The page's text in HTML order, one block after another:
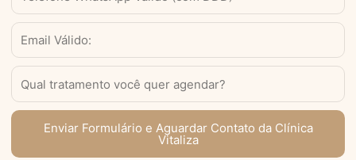
Válido
(com
DDD)
Email
Serviço
Enviar Formulário e Aguardar Contato da Clínica
Vitaliza